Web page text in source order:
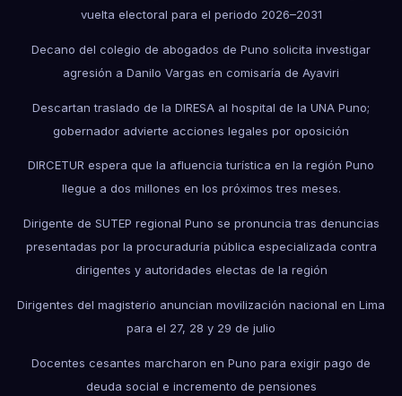
vuelta electoral para el periodo 2026–2031
Decano del colegio de abogados de Puno solicita investigar
agresión a Danilo Vargas en comisaría de Ayaviri
Descartan traslado de la DIRESA al hospital de la UNA Puno;
gobernador advierte acciones legales por oposición
DIRCETUR espera que la afluencia turística en la región Puno
llegue a dos millones en los próximos tres meses.
Dirigente de SUTEP regional Puno se pronuncia tras denuncias
presentadas por la procuraduría pública especializada contra
dirigentes y autoridades electas de la región
Dirigentes del magisterio anuncian movilización nacional en Lima
para el 27, 28 y 29 de julio
Docentes cesantes marcharon en Puno para exigir pago de
deuda social e incremento de pensiones